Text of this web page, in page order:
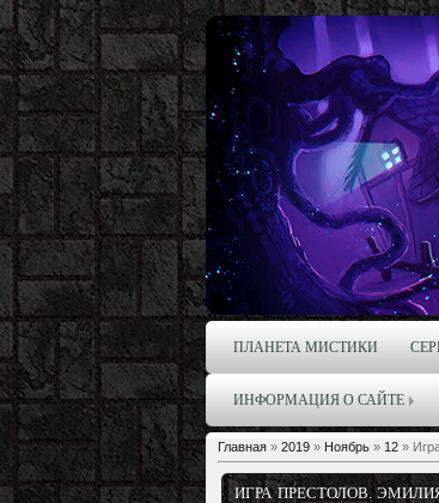
ПЛАНЕТА МИСТИКИ
ИНФОРМАЦИЯ О САЙТЕ
Главная » 2019 » Ноябрь » 12 »
ИГРА ПРЕСТОЛОВ.